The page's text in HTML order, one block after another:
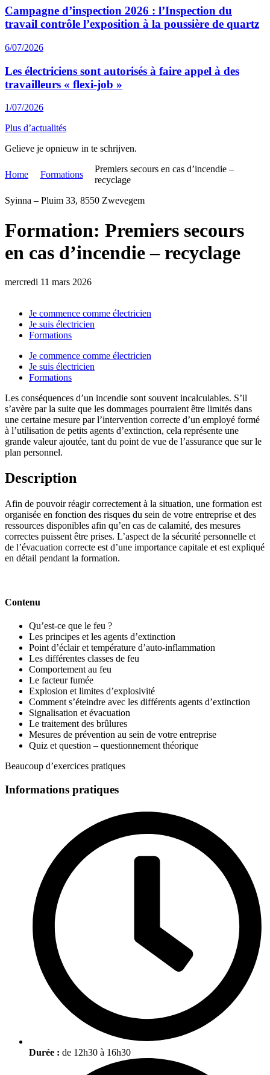
Campagne d’inspection 2026 : l’Inspection du
travail contrôle l’exposition à la poussière de quartz
6/07/2026
Les électriciens sont autorisés à faire appel à des
travailleurs « flexi-job »
1/07/2026
Plus d’actualités
Gelieve je opnieuw in te schrijven.
Home Formations
Premiers secours en cas d’incendie –
recyclage
Syinna – Pluim 33, 8550 Zwevegem
Formation: Premiers secours
en cas d’incendie – recyclage
mercredi 11 mars 2026
Je commence comme électricien
Je suis électricien
Formations
Je commence comme électricien
Je suis électricien
Formations
Les conséquences d’un incendie sont souvent incalculables. S’il
s’avère par la suite que les dommages pourraient être limités dans
une certaine mesure par l’intervention correcte d’un employé formé
à l’utilisation de petits agents d’extinction, cela représente une
grande valeur ajoutée, tant du point de vue de l’assurance que sur le
plan personnel.
Description
Afin de pouvoir réagir correctement à la situation, une formation est
organisée en fonction des risques du sein de votre entreprise et des
ressources disponibles afin qu’en cas de calamité, des mesures
correctes puissent être prises. L’aspect de la sécurité personnelle et
de l’évacuation correcte est d’une importance capitale et est expliqué
en détail pendant la formation.
Contenu
Qu’est-ce que le feu ?
Les principes et les agents d’extinction
Point d’éclair et température d’auto-inflammation
Les différentes classes de feu
Comportement au feu
Le facteur fumée
Explosion et limites d’explosivité
Comment s’éteindre avec les différents agents d’extinction
Signalisation et évacuation
Le traitement des brûlures
Mesures de prévention au sein de votre entreprise
Quiz et question – questionnement théorique
Beaucoup d’exercices pratiques
Informations pratiques
Durée : de 12h30 à 16h30